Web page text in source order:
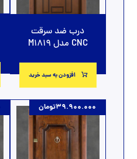
درب ضد سرقت
CNC مدل M1819
افزودن به سبد خرید
39.900.000تومان